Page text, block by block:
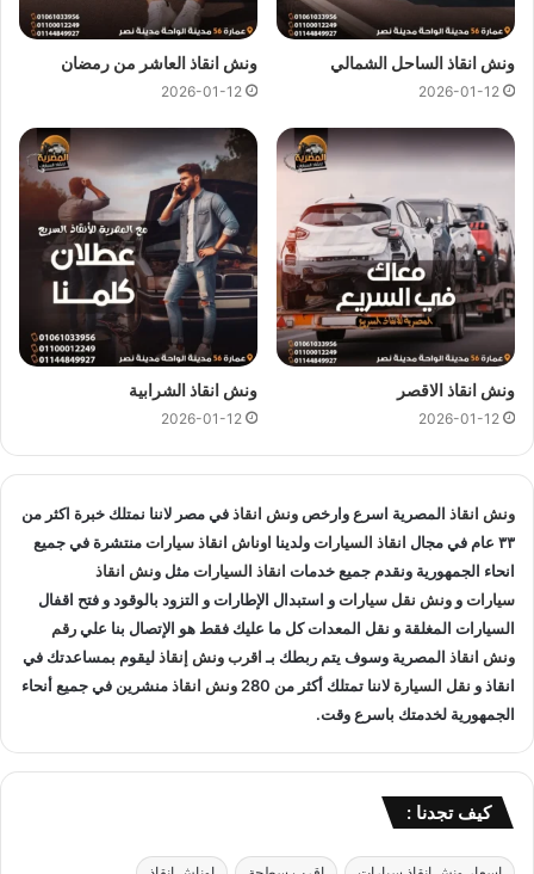
انقاذ
في اقل من 10 دقائق اذا تعطلت سيارتك وانت في المنيب او
اذا تبحث عنونش انقاذ في المنيب
كل ما عليك هو الاتصال بنا علي
رقم ونش انقاذ المنيب 01144849927او01017439322او
دقائق لانقاذ وسحب سياراتك.
مميزاتونش انقاذ سياراتالمصرية :
ونش انقاذ المصريةهو ارخصونش انقاذ في المنيبواسرع ونش
انقاذ في المنيبواقرب ونش انقاذ في المنيبلأن اوناشنا قريبة
منك , كما نمتلك خبرة لاكثر من 33 عاما في مجال انقاذ السيارات و
متخصصون في
انقاذ السياراتو لدينا اسطولسيارات انقاذمنتشرة
في المنيب و المناطق المجاوره و
اوناش انقاذفي جميع انحاء
الجمهورية لإنقاذ و
المعطلة و سيارات الحوادث.
انقاذ السيارات:
اذا تعطلت سيارتك او تعرضت لحادث سير يمكنك الاتصال بـ ونش
انقاذ المصرية لانقاذ سيارتك ونقلك في الحال فنحن حريصين علي
تقديم و توفير جميع خدماتانقاذ السياراتالتي قد تحتاج اليها سواء
جر السياراتاونقل السيارات.
تغيير الاطارات :
لا تقلق عندما تجد ان اطار سيارتك يحتاج الي تغيير او اصلاح حيث
اننا نساعدك علي القيام بتغيير واستبدال الاطار في الطريق حال
نقل الوقود :
ونش انقاذ الساحل الشمالي
2026-01-12
ونش انقاذ العاشر من رمضان
2026-01-12
ونش انقاذ الاقصر
2026-01-12
ونش انقاذ الشرابية
2026-01-12
ونش انقاذ المصرية اسرع وارخص ونش انقاذفي مصر لاننا نمتلك خبرة اكثر من
٣٣ عام في مجال
انقاذ السياراتولدينا اوناش انقاذ سياراتمنتشرة في جميع
انحاء الجمهورية ونقدم جميع خدمات انقاذ السياراتمثل ونش انقاذ
سياراتو ونش نقل سياراتو استبدال الإطارات و التزود بالوقود و فتح اقفال
السيارات المغلقة و نقل المعدات كل ما عليك فقط هو الإتصال بنا عليرقم
ونش انقاذ المصرية وسوف يتم ربطك بـ اقرب ونش إنقاذليقوم بمساعدتك في
انقاذ و نقل السيارة لاننا تمتلك أكثر من 280 ونش انقاذمنشرين في جميع أنحاء
الجمهورية لخدمتك باسرع وقت.
كيف تجدنا :